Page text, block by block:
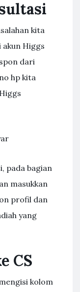
kita
Higgs
dari
hp kita
pada bagian
masukkan
profil dan
yang
CS
kolom